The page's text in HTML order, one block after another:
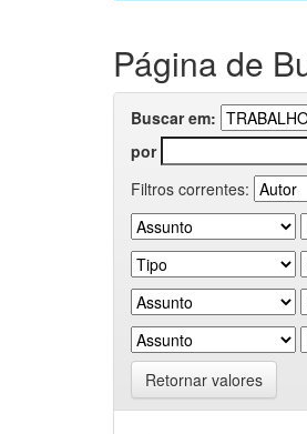
Página de
Buscar em:
por
Filtros correntes:
Retornar valores